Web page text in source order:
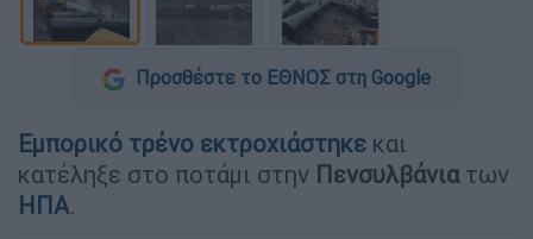
Προσθέστε το ΕΘΝΟΣ στη Google
Εμπορικό τρένο εκτροχιάστηκε και
κατέληξε στο ποτάμι στην Πενσυλβάνιατων
ΗΠΑ.